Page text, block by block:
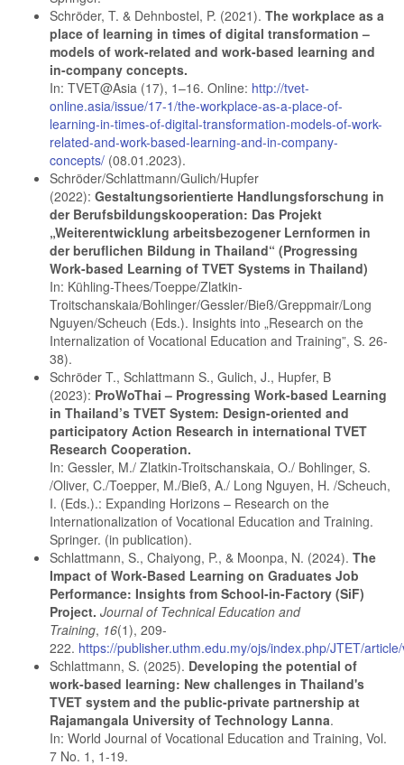
Schröder, T. & Dehnbostel, P. (2021). The workplace as a
place of learning in times of digital transformation –
models of work-related and work-based learning and
in-company concepts.
In: TVET@Asia (17), 1–16. Online: http://tvet-
online.asia/issue/17-1/the-workplace-as-a-place-of-
learning-in-times-of-digital-transformation-models-of-work-
related-and-work-based-learning-and-in-company-
concepts/ (08.01.2023).
Schröder/Schlattmann/Gulich/Hupfer
(2022): Gestaltungsorientierte Handlungsforschung in
der Berufsbildungskooperation: Das Projekt
„Weiterentwicklung arbeitsbezogener Lernformen in
der beruflichen Bildung in Thailand“ (Progressing
Work-based Learning of TVET Systems in Thailand)
In: Kühling-Thees/Toeppe/Zlatkin-
Troitschanskaia/Bohlinger/Gessler/Bieß/Greppmair/Long
Nguyen/Scheuch (Eds.). Insights into „Research on the
Internalization of Vocational Education and Training”, S. 26-
38).
Schröder T., Schlattmann S., Gulich, J., Hupfer, B
(2023): ProWoThai – Progressing Work-based Learning
in Thailand’s TVET System: Design-oriented and
participatory Action Research in international TVET
Research Cooperation.
In: Gessler, M./ Zlatkin-Troitschanskaia, O./ Bohlinger, S.
/Oliver, C./Toepper, M./Bieß, A./ Long Nguyen, H. /Scheuch,
I. (Eds.).: Expanding Horizons – Research on the
Internationalization of Vocational Education and Training.
Springer. (in publication).
Schlattmann, S., Chaiyong, P., & Moonpa, N. (2024). The
Impact of Work-Based Learning on Graduates Job
Performance: Insights from School-in-Factory (SiF)
Project. Journal of Technical Education and
Training, 16(1), 209-
222. https://publisher.uthm.edu.my/ojs/index.php/JTET/
Schlattmann, S. (2025). Developing the potential of
work-based learning: New challenges in Thailand's
TVET system and the public-private partnership at
Rajamangala University of Technology Lanna.
In: World Journal of Vocational Education and Training, Vol.
7 No. 1, 1-19.